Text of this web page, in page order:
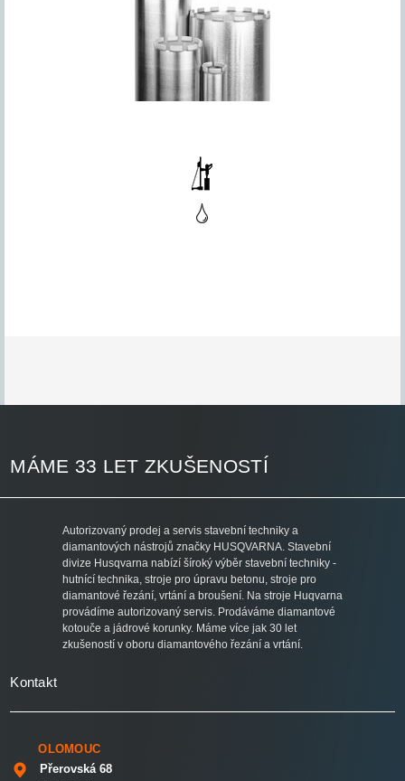
MÁME 33 LET ZKUŠENOSTÍ
Autorizovaný prodej a servis stavební techniky a
diamantových nástrojů značky HUSQVARNA. Stavební
divize Husqvarna nabízí šíroký výběr stavební techniky -
hutnící technika, stroje pro úpravu betonu, stroje pro
diamantové řezání, vrtání a broušení. Na stroje Huqvarna
provádíme autorizovaný servis. Prodáváme diamantové
kotouče a jádrové korunky. Máme více jak 30 let
zkušeností v oboru diamantového řezání a vrtání.
Kontakt
OLOMOUC
Přerovská 68